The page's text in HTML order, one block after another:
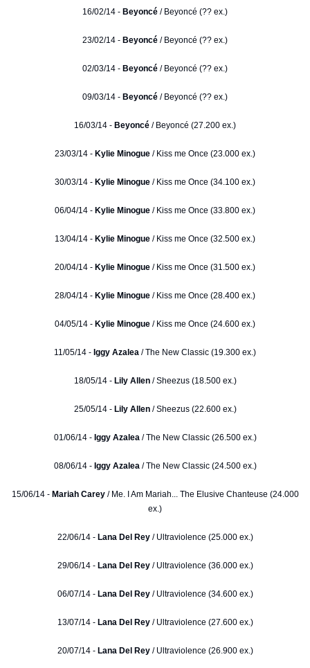
16/02/14 - Beyoncé / Beyoncé (?? ex.)
23/02/14 - Beyoncé / Beyoncé (?? ex.)
02/03/14 - Beyoncé / Beyoncé (?? ex.)
09/03/14 - Beyoncé / Beyoncé (?? ex.)
16/03/14 - Beyoncé / Beyoncé (27.200 ex.)
23/03/14 - Kylie Minogue / Kiss me Once (23.000 ex.)
30/03/14 - Kylie Minogue / Kiss me Once (34.100 ex.)
06/04/14 - Kylie Minogue / Kiss me Once (33.800 ex.)
13/04/14 - Kylie Minogue / Kiss me Once (32.500 ex.)
20/04/14 - Kylie Minogue / Kiss me Once (31.500 ex.)
28/04/14 - Kylie Minogue / Kiss me Once (28.400 ex.)
04/05/14 - Kylie Minogue / Kiss me Once (24.600 ex.)
11/05/14 - Iggy Azalea / The New Classic (19.300 ex.)
18/05/14 - Lily Allen/ Sheezus (18.500 ex.)
25/05/14 - Lily Allen/ Sheezus (22.600 ex.)
01/06/14 - Iggy Azalea/ The New Classic (26.500 ex.)
08/06/14 - Iggy Azalea/ The New Classic (24.500 ex.)
15/06/14 - Mariah Carey/ Me. I Am Mariah... The Elusive Chanteuse (24.000
ex.)
22/06/14 - Lana Del Rey/ Ultraviolence (25.000 ex.)
29/06/14 - Lana Del Rey / Ultraviolence (36.000 ex.)
06/07/14 - Lana Del Rey/ Ultraviolence (34.600 ex.)
13/07/14 -Lana Del Rey / Ultraviolence (27.600 ex.)
20/07/14 -Lana Del Rey/ Ultraviolence (26.900 ex.)